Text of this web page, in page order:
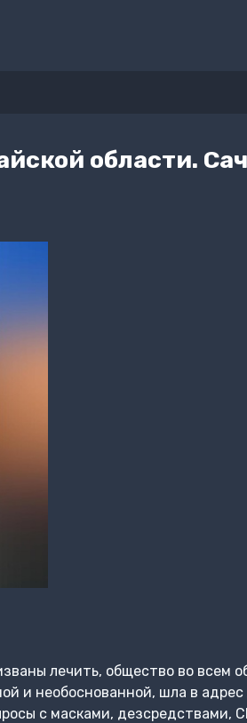
области.
лечить, общество во всем
и необоснованной, шла в
с масками, дезсредствами,